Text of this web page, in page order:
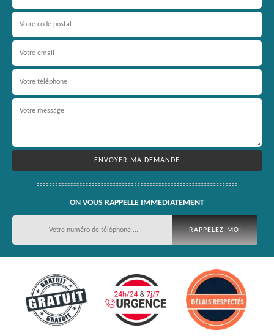
ON VOUS RAPPELLE IMMEDIATEMENT